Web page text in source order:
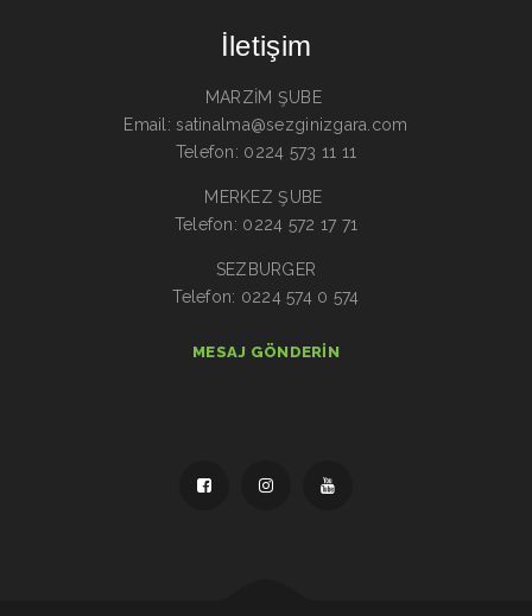
İletişim
MARZİM ŞUBE
Email: satinalma@sezginizgara.com
Telefon: 0224 573 11 11
MERKEZ ŞUBE
Telefon: 0224 572 17 71
SEZBURGER
Telefon: 0224 574 0 574
MESAJ GÖNDERIN